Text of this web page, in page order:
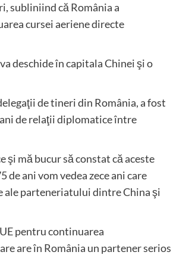
subliniind că România a
cursei aeriene directe
deschide în capitala Chinei şi o
de tineri din România, a fost
de relaţii diplomatice între
mă bucur să constat că aceste
ani vom vedea zece ani care
ale parteneriatului dintre China şi
pentru continuarea
are în România un partener serios